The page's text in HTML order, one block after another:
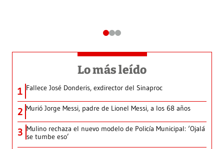
Lo más leído
1 Fallece José Donderis, exdirector del Sinaproc
2 Murió Jorge Messi, padre de Lionel Messi, a los 68 años
3 Mulino rechaza el nuevo modelo de Policía Municipal: ‘Ojalá
se tumbe eso’